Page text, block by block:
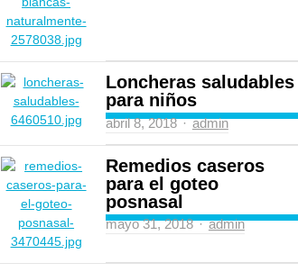
Loncheras saludables
para niños
abril 8, 2018 Author
admin
Remedios caseros
para el goteo
posnasal
mayo 31, 2018 Author
admin